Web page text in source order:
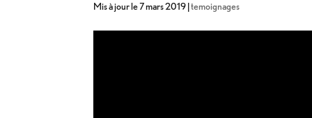
Mis à jour le 7 mars 2019|temoignages